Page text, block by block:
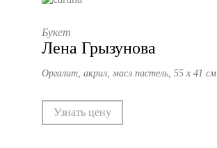
Букет
Лена Грызунова
Оргалит, акрил, масл пастель, 55 х 41 см
Узнать цену